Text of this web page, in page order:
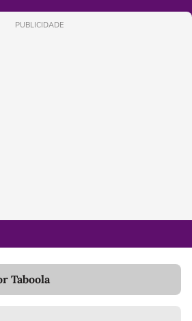
PUBLICIDADE
Taboola